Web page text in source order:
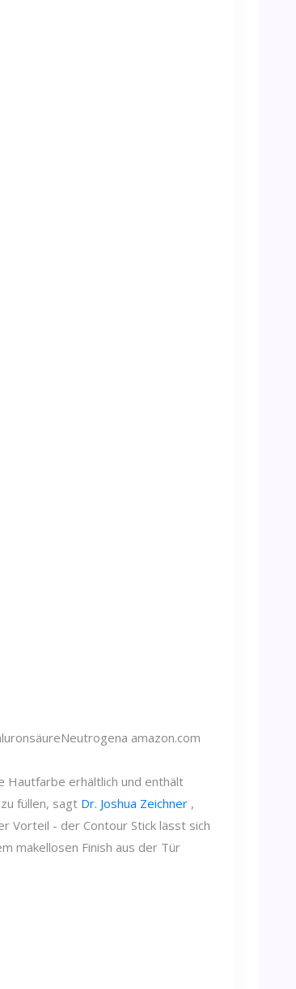
Neutrogena amazon.com
Hautfarbe erhältlich und enthält
füllen, sagt Dr. Joshua Zeichner ,
Vorteil - der Contour Stick lässt sich
makellosen Finish aus der Tür